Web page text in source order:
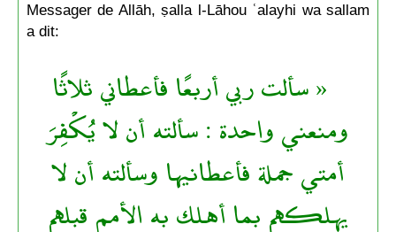
Messager de Allāh, ṣalla l-Lāhou ʿalayhi wa sallam
a dit:
« سألت ربي أربعًا فأعطاني ثلاثًا
ومنعني واحدة : سألته أن لا يُكْفِرَ
أمتي جملة فأعطانيها وسألته أن لا
يهلكهم بما أهلك به الأمم قبلهم